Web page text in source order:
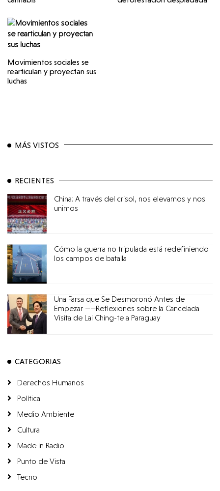
Movimientos sociales se
rearticulan y proyectan sus
luchas
MÁS VISTOS
RECIENTES
China: A través del crisol, nos elevamos y nos
unimos
Cómo la guerra no tripulada está redefiniendo
los campos de batalla
Una Farsa que Se Desmoronó Antes de
Empezar ——Reflexiones sobre la Cancelada
Visita de Lai Ching-te a Paraguay
CATEGORIAS
Derechos Humanos
Política
Medio Ambiente
Cultura
Made in Radio
Punto de Vista
Tecno